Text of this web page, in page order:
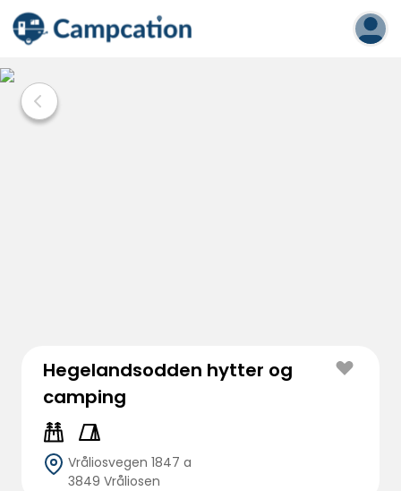
Hegelandsodden hytter og
camping
Vråliosvegen 1847 a
3849 Vråliosen